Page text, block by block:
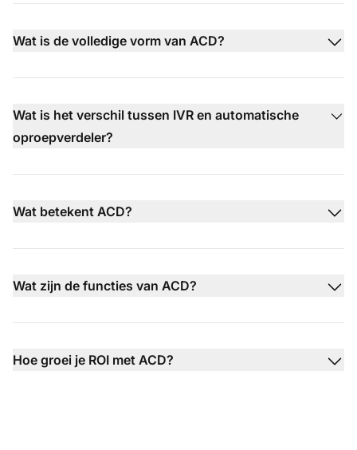
Wat is de volledige vorm van ACD?
Wat is het verschil tussen IVR en automatische
oproepverdeler?
Wat betekent ACD?
Wat zijn de functies van ACD?
Hoe groei je ROI met ACD?